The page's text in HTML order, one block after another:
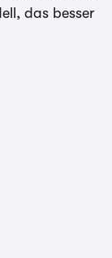
das besser